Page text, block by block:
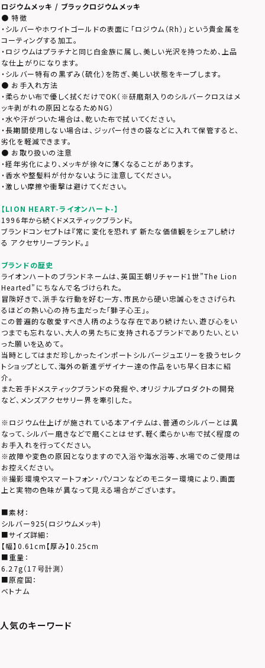
ロジウムメッキ / ブラックロジウムメッキ
● 特徴
・シルバーやホワイトゴールドの表面に「ロジウム（Rh）」という貴金属を
コーティングする加工。
・ロジウムはプラチナと同じ白金族に属し、美しい光沢を持つため、上品
な仕上がりになります。
・シルバー特有の黒ずみ（硫化）を防ぎ、美しい状態をキープします。
● お手入れ方法
・柔らかい布で優しく拭くだけでOK（※研磨剤入りのシルバークロスはメ
ッキ剥がれの原因となるためNG）
・水や汗がついた場合は、乾いた布で拭いてください。
・長期間使用しない場合は、ジッパー付きの袋などに入れて保管すると、
劣化を軽減できます。
● お取り扱いの注意
・経年劣化により、メッキが徐々に薄くなることがあります。
・香水や整髪料が付かないように注意してください。
・激しい摩擦や衝撃は避けてください。
【LION HEART-ライオンハート-】
1996年から続くドメスティックブランド。
ブランドコンセプトは『常に変化を恐れず 新たな価値観をシェアし続け
る アクセサリーブランド。』
ブランドの歴史
ライオンハートのブランドネームは、英国王朝リチャード1世”The Lion
Hearted”にちなんで名づけられた。
冒険好きで、派手な行動を好む一方、市民から硬い忠誠心をささげられ
るほどの熱い心の持ち主だった「獅子心王」。
この普遍的な敬愛すべき人柄のような存在であり続けたい、遊び心をい
つまでも忘れない、大人の男たちに支持されるブランドでありたい、とい
った願いを込めて。
当時としてはまだ珍しかったインポートシルバージュエリーを扱うセレク
トショップとして、海外の新進デザイナー達の作品をいち早く日本に紹
介。
また若手ドメスティックブランドの発掘や、オリジナルプロダクトの開発
など、メンズアクセサリー界を牽引した。
※ロジウム仕上げが施されている本アイテムは、普通のシルバーとは異
なって、シルバー磨きなどで磨くことはせず、軽く柔らかい布で拭く程度の
お手入れを行ってください。
※故障や変色の原因となりますので入浴や海水浴等、水場でのご使用は
お控えください。
※撮影環境やスマートフォン・パソコンなどのモニター環境により、画面
上と実物の色味が異なって見える場合がございます。
■素材：
シルバー925(ロジウムメッキ)
■サイズ詳細：
【幅】0.61cm【厚み】0.25cm
■重量：
6.27g（17号計測）
■原産国：
ベトナム